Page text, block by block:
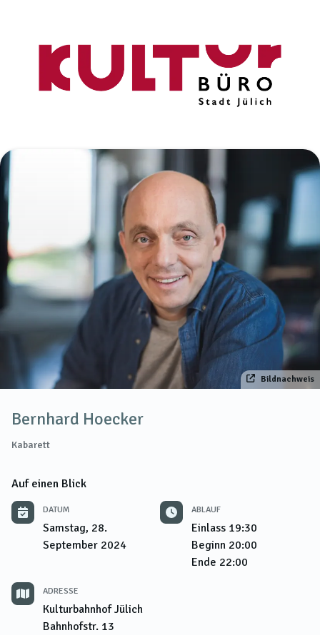
Bildnachweis
Bernhard Hoecker
Kabarett
Auf einen Blick
DATUM
Samstag, 28.
September 2024
ABLAUF
Einlass 19:30
Beginn 20:00
Ende 22:00
ADRESSE
Kulturbahnhof Jülich
Bahnhofstr. 13